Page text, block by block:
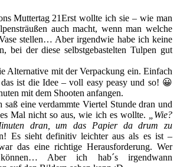
Erst wollte ich sie – wie man
auch macht, wenn man welche
stellen… Aber irgendwie habe ich keine
bei der diese selbstgebastelten Tulpen gut
Alternative mit der Verpackung ein. Einfach
ist die Idee – voll easy peasy und so! 😀
mit dem Shooten anfangen.
eine verdammte Viertel Stunde dran und
Mal nicht so aus, wie ich es wollte.
„Wie?
dran, um das Papier da drum zu
Es sieht definitiv leichter aus als es ist –
das eine richtige Herausforderung. Wer
Aber ich hab´s irgendwann